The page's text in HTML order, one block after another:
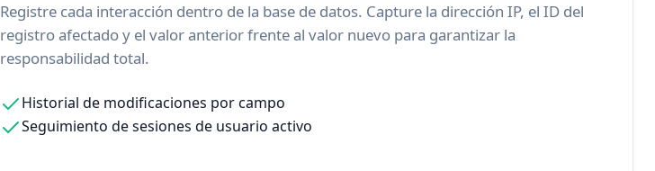
Registre cada interacción dentro de la base de datos. Capture la dirección IP, el ID del
registro afectado y el valor anterior frente al valor nuevo para garantizar la
responsabilidad total.
Historial de modificaciones por campo
Seguimiento de sesiones de usuario activo